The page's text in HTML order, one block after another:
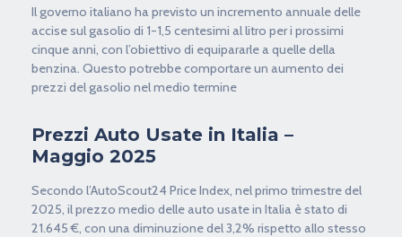
Il governo italiano ha previsto un incremento annuale delle
accise sul gasolio di 1-1,5 centesimi al litro per i prossimi
cinque anni, con l’obiettivo di equipararle a quelle della
benzina. Questo potrebbe comportare un aumento dei
prezzi del gasolio nel medio termine
Prezzi Auto Usate in Italia –
Maggio 2025
Secondo l’AutoScout24 Price Index, nel primo trimestre del
2025, il prezzo medio delle auto usate in Italia è stato di
21.645 €, con una diminuzione del 3,2% rispetto allo stesso